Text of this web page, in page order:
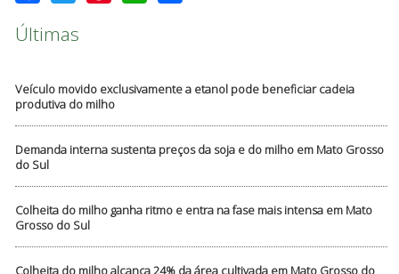
Últimas
Veículo movido exclusivamente a etanol pode beneficiar cadeia
produtiva do milho
Demanda interna sustenta preços da soja e do milho em Mato Grosso
do Sul
Colheita do milho ganha ritmo e entra na fase mais intensa em Mato
Grosso do Sul
Colheita do milho alcança 24% da área cultivada em Mato Grosso do